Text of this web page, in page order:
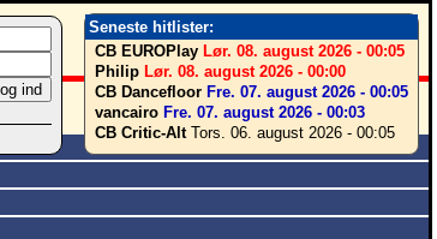
Seneste hitlister:
CB EUROPlay Lør. 08. august 2026 - 00:05
Philip Lør. 08. august 2026 - 00:00
CB Dancefloor Fre. 07. august 2026 - 00:05
vancairo Fre. 07. august 2026 - 00:03
CB Critic-AltTors. 06. august 2026 - 00:05